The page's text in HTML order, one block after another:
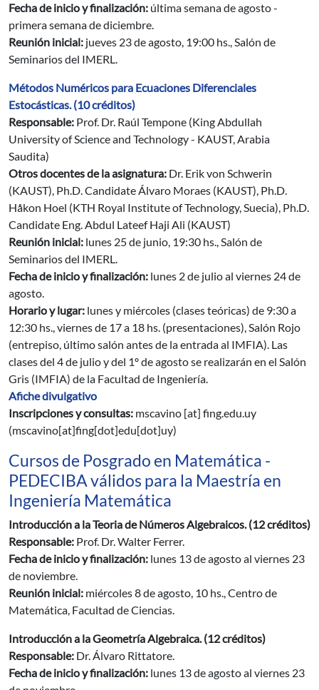
Fecha de inicio y finalización: última semana de agosto -
primera semana de diciembre.
Reunión inicial: jueves 23 de agosto, 19:00 hs., Salón de
Seminarios del IMERL.
Métodos Numéricos para Ecuaciones Diferenciales
Estocásticas. (10 créditos)
Responsable: Prof. Dr. Raúl Tempone (King Abdullah
University of Science and Technology - KAUST, Arabia
Saudita)
Otros docentes de la asignatura: Dr. Erik von Schwerin
(KAUST), Ph.D. Candidate Álvaro Moraes (KAUST), Ph.D.
Håkon Hoel (KTH Royal Institute of Technology, Suecia), Ph.D.
Candidate Eng. Abdul Lateef Haji Ali (KAUST)
Reunión inicial: lunes 25 de junio, 19:30 hs., Salón de
Seminarios del IMERL.
Fecha de inicio y finalización: lunes 2 de julio al viernes 24 de
agosto.
Horario y lugar: lunes y miércoles (clases teóricas) de 9:30 a
12:30 hs., viernes de 17 a 18 hs. (presentaciones), Salón Rojo
(entrepiso, último salón antes de la entrada al IMFIA). Las
clases del 4 de julio y del 1º de agosto se realizarán en el Salón
Gris (IMFIA) de la Facultad de Ingeniería.
Afiche divulgativo
Inscripciones y consultas: mscavino [at] fing.edu.uy
(mscavino[at]fing[dot]edu[dot]uy)
Cursos de Posgrado en Matemática -
PEDECIBA válidos para la Maestría en
Ingeniería Matemática
Introducción a la Teoria de Números Algebraicos. (12 créditos)
Responsable: Prof. Dr. Walter Ferrer.
Fecha de inicio y finalización: lunes 13 de agosto al viernes 23
de noviembre.
Reunión inicial: miércoles 8 de agosto, 10 hs., Centro de
Matemática, Facultad de Ciencias.
Introducción a la Geometría Algebraica. (12 créditos)
Responsable: Dr. Álvaro Rittatore.
Fecha de inicio y finalización: lunes 13 de agosto al viernes 23